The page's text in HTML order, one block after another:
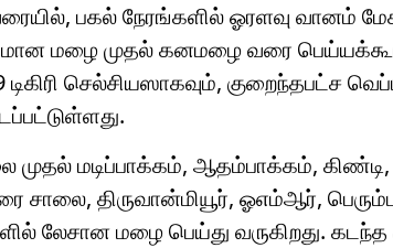
பகல் நேரங்களில் ஓரளவு வானம்
மழை முதல் கனமழை வரை
செல்சியஸாகவும், குறைந்தபட்ச
மடிப்பாக்கம், ஆதம்பாக்கம்,
திருவான்மியூர், ஓஎம்ஆர்,
லேசான மழை பெய்து வருகிறது.